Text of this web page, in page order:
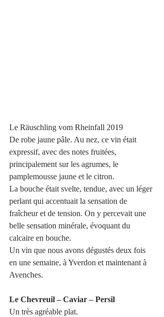
Le Räuschling vom Rheinfall 2019
De robe jaune pâle. Au nez, ce vin était
expressif, avec des notes fruitées,
principalement sur les agrumes, le
pamplemousse jaune et le citron.
La bouche était svelte, tendue, avec un léger
perlant qui accentuait la sensation de
fraîcheur et de tension. On y percevait une
belle sensation minérale, évoquant du
calcaire en bouche.
Un vin que nous avons dégustés deux fois
en une semaine, à Yverdon et maintenant à
Avenches.
Le Chevreuil – Caviar – Persil
Un très agréable plat.